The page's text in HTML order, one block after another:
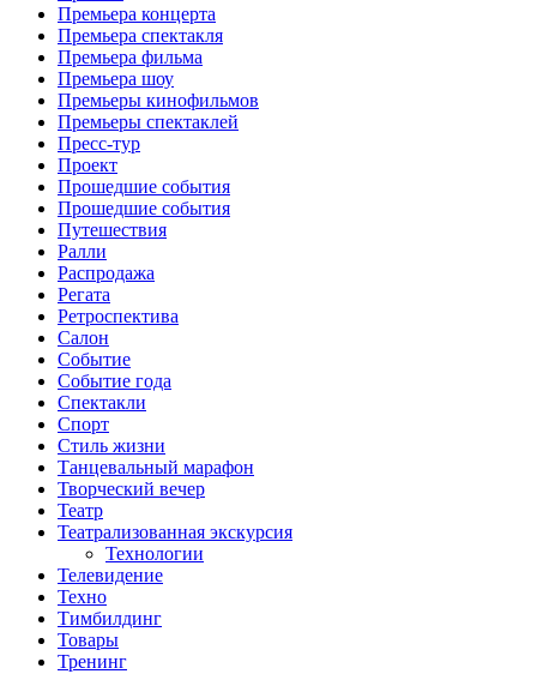
Премьера концерта
Премьера спектакля
Премьера фильма
Премьера шоу
Премьеры кинофильмов
Премьеры спектаклей
Пресс-тур
Проект
Прошедшие события
Прошедшие события
Путешествия
Ралли
Распродажа
Регата
Ретроспектива
Салон
Событие
Событие года
Спектакли
Спорт
Стиль жизни
Танцевальный марафон
Творческий вечер
Театр
Театрализованная экскурсия
Технологии
Телевидение
Техно
Тимбилдинг
Товары
Тренинг